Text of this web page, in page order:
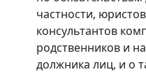
частности,
консультантов
родственников и
должника лиц, и о